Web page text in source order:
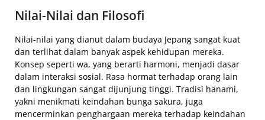
Nilai-Nilai dan Filosofi
Nilai-nilai yang dianut dalam budaya Jepang sangat kuat
dan terlihat dalam banyak aspek kehidupan mereka.
Konsep seperti wa, yang berarti harmoni, menjadi dasar
dalam interaksi sosial. Rasa hormat terhadap orang lain
dan lingkungan sangat dijunjung tinggi. Tradisi hanami,
yakni menikmati keindahan bunga sakura, juga
mencerminkan penghargaan mereka terhadap keindahan